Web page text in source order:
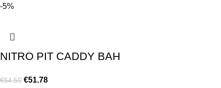
-5%
NITRO PIT CADDY BAH
€54.50 €51.78